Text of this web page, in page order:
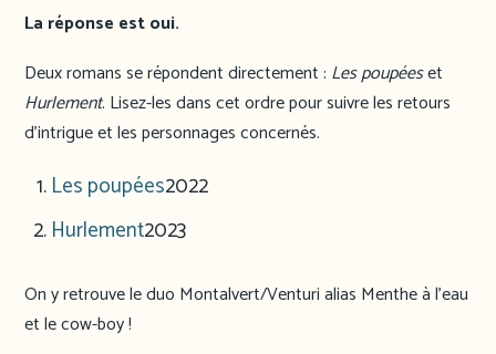
La réponse est oui.
Deux romans se répondent directement : Les poupéeset
Hurlement. Lisez-les dans cet ordre pour suivre les retours
d’intrigue et les personnages concernés.
Les poupées2022
Hurlement2023
On y retrouve le duo Montalvert/Venturi alias Menthe à l’eau
et le cow-boy !